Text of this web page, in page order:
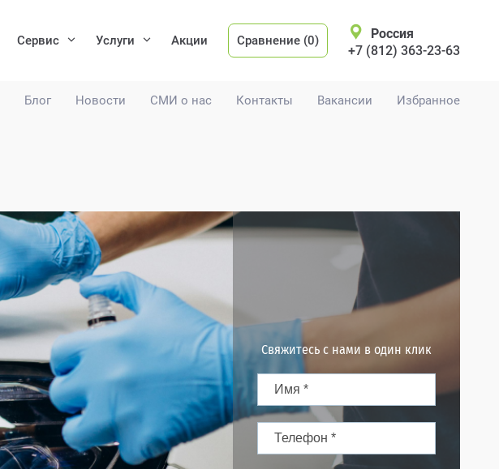
Блог Новости СМИ о нас Контакты Вакансии Избранное
Сервис Услуги Акции Сравнение (0)
Россия
+7 (812) 363-23-63
Свяжитесь с нами в один клик